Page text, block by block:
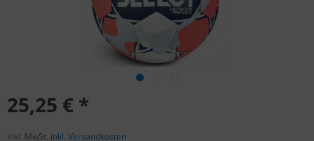
25,25 € *
inkl. MwSt. inkl. Versandkosten